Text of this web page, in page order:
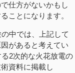
仕方がないかもし
ことになります。
中では、上記して
があると考えてい
2次的な火花放電の
資料に掲載し